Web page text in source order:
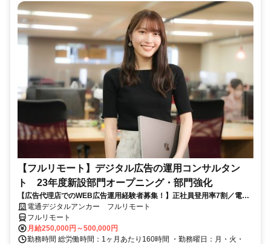
【フルリモート】デジタル広告の運用コンサルタン
ト 23年度新設部門オープニング・部門強化
【広告代理店でのWEB広告運用経験者募集！】正社員登用率7割／電通
G／全国×完全在宅／年休126日・土日祝休み／残業月平均4時間19分
電通デジタルアンカー フルリモート
フルリモート
月給250,000円～500,000円
勤務時間 総労働時間：1ヶ月あたり160時間 ・勤務曜日：月・火・